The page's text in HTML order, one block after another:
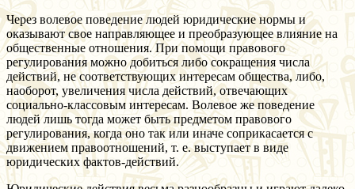
Через волевое поведение людей юридические нормы и
оказывают свое направляющее и преобразующее влияние на
общественные отношения. При помощи правового
регулирования можно добиться либо сокращения числа
действий, не соответствующих интересам общества, либо,
наоборот, увеличения числа действий, отвечающих
социально-классовым интересам. Волевое же поведение
людей лишь тогда может быть предметом правового
регулирования, когда оно так или иначе соприкасается с
движением правоотношений, т. е. выступает в виде
юридических фактов-действий.